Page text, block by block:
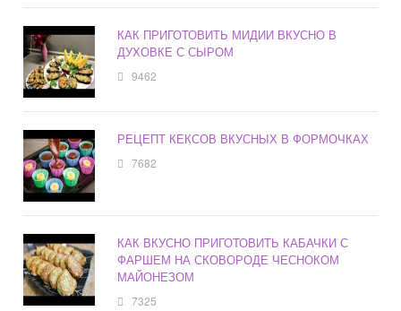
КАК ПРИГОТОВИТЬ МИДИИ ВКУСНО В
ДУХОВКЕ С СЫРОМ
9462
РЕЦЕПТ КЕКСОВ ВКУСНЫХ В ФОРМОЧКАХ
7682
КАК ВКУСНО ПРИГОТОВИТЬ КАБАЧКИ С
ФАРШЕМ НА СКОВОРОДЕ ЧЕСНОКОМ
МАЙОНЕЗОМ
7325